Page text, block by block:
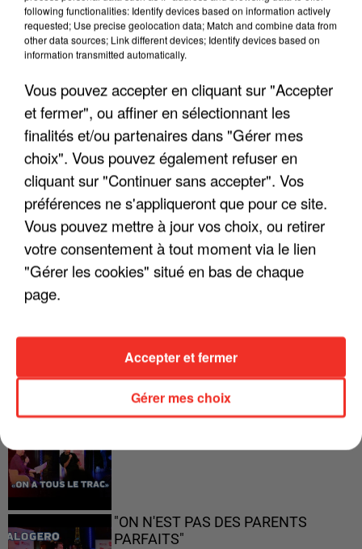
LES INTERVIEWS CHANTE
FRANCE
Voir plus
"ON A TOUS LE TRAC"
"ON N'EST PAS DES PARENTS
PARFAITS"
following functionalities: Identify devices based on information actively
requested; Use precise geolocation data; Match and combine data from
other data sources; Link different devices; Identify devices based on
information transmitted automatically.
Vous pouvez accepter en cliquant sur "Accepter
et fermer", ou affiner en sélectionnant les
finalités et/ou partenaires dans "Gérer mes
choix". Vous pouvez également refuser en
cliquant sur "Continuer sans accepter". Vos
préférences ne s'appliqueront que pour ce site.
Vous pouvez mettre à jour vos choix, ou retirer
votre consentement à tout moment via le lien
"Gérer les cookies" situé en bas de chaque
page.
Gérer mes choix
Accepter et fermer